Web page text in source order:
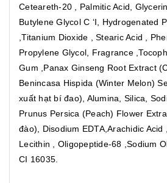
Ceteareth-20 , Palmitic Acid,
Butylene Glycol C ‘I, Hydrogenated
,Titanium Dioxide , Stearic Acid ,
Propylene Glycol, Fragrance
Gum ,Panax Ginseng Root Extract
Benincasa Hispida (Winter Melon)
xuất hạt bí đao), Alumina, Silica,
Prunus Persica (Peach) Flower
đào), Disodium EDTA,Arachidic Acid
Lecithin , Oligopeptide-68 ,Sodium
CI 16035.